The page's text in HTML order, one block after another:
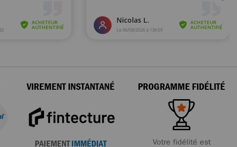
VIREMENT INSTANTANÉ
PAIEMENTIMMÉDIAT
PROGRAMME FIDÉLITÉ
Votre fidélité est